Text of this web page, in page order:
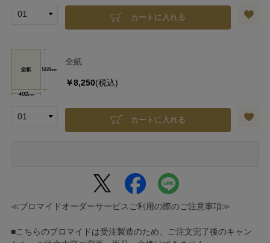
カートに入れる
全紙
￥8,250(税込)
カートに入れる
≪ブロマイドオーダーサービスご利用の際のご注意事項≫
■こちらのブロマイドは受注製造のため、ご注文完了後のキャン